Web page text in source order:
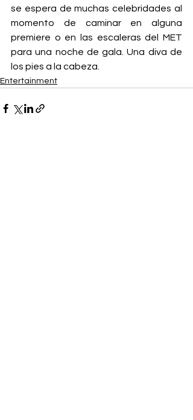
se espera de muchas celebridades al
momento de caminar en alguna
premiere o en las escaleras del MET
para una noche de gala. Una diva de
los pies a la cabeza.
Entertainment